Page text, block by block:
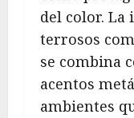
del color. La
terrosos
se combina
acentos
ambientes